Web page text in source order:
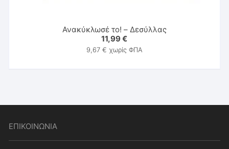
Ανακύκλωσέ το! – Δεσύλλας
11,99€
9,67 € χωρίς ΦΠΑ
ΕΠΙΚΟΙΝΩΝΙΑ